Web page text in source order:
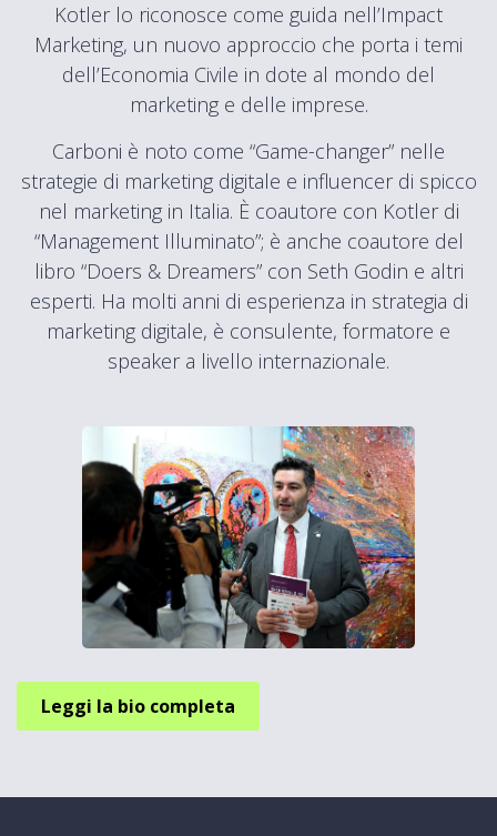
Kotler lo riconosce come guida nell’Impact
Marketing, un nuovo approccio che porta i temi
dell’Economia Civile in dote al mondo del
marketing e delle imprese.
Carboni è noto come “Game-changer” nelle
strategie di marketing digitale e influencer di spicco
nel marketing in Italia. È coautore con Kotler di
“Management Illuminato”; è anche coautore del
libro “Doers & Dreamers” con Seth Godin e altri
esperti. Ha molti anni di esperienza in strategia di
marketing digitale, è consulente, formatore e
speaker a livello internazionale.
Leggi la bio completa